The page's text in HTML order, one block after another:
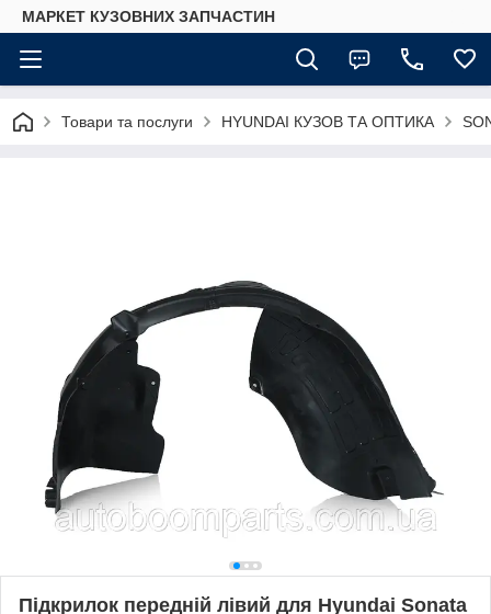
МАРКЕТ КУЗОВНИХ ЗАПЧАСТИН
Товари та послуги HYUNDAI КУЗОВ ТА ОПТИКА
Підкрилок передній лівий для Hyundai Sonata